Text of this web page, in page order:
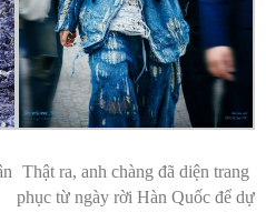
Thật ra, anh chàng đã diện trang
phục từ ngày rời Hàn Quốc để dự